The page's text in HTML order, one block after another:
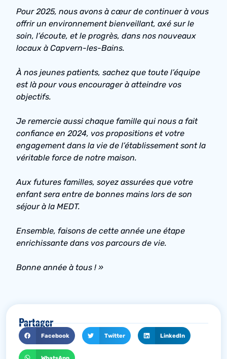
Pour 2025, nous avons à cœur de continuer à vous
offrir un environnement bienveillant, axé sur le
soin, l’écoute, et le progrès, dans nos nouveaux
locaux à Capvern-les-Bains.
À nos jeunes patients, sachez que toute l’équipe
est là pour vous encourager à atteindre vos
objectifs.
Je remercie aussi chaque famille qui nous a fait
confiance en 2024, vos propositions et votre
engagement dans la vie de l’établissement sont la
véritable force de notre maison.
Aux futures familles, soyez assurées que votre
enfant sera entre de bonnes mains lors de son
séjour à la MEDT.
Ensemble, faisons de cette année une étape
enrichissante dans vos parcours de vie.
Bonne année à tous ! »
Partager
Facebook Twitter LinkedIn